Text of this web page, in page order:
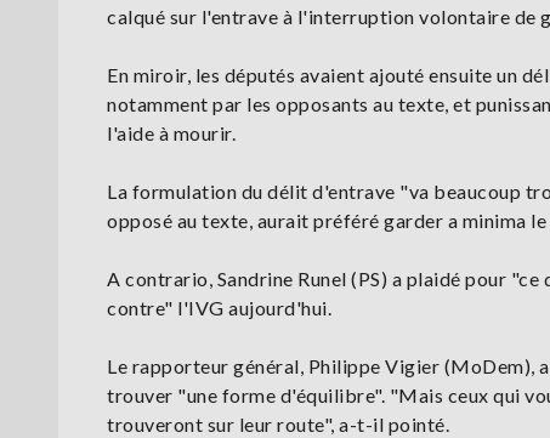
calqué sur l'entrave à l'interruption volontaire de
En miroir, les députés avaient ajouté ensuite un
notamment par les opposants au texte, et
l'aide à mourir.
La formulation du délit d'entrave "va beaucoup
opposé au texte, aurait préféré garder a minima
A contrario, Sandrine Runel (PS) a plaidé pour
contre" l'IVG aujourd'hui.
Le rapporteur général, Philippe Vigier (MoDem),
trouver "une forme d'équilibre". "Mais ceux qui
trouveront sur leur route", a-t-il pointé.